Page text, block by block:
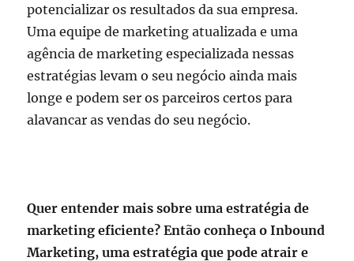
potencializar os resultados da sua empresa.
Uma equipe de marketing atualizada e uma
agência de marketing especializada nessas
estratégias levam o seu negócio ainda mais
longe e podem ser os parceiros certos para
alavancar as vendas do seu negócio.
Quer entender mais sobre uma estratégia de
marketing eficiente? Então conheça o Inbound
Marketing, uma estratégia que pode atrair e